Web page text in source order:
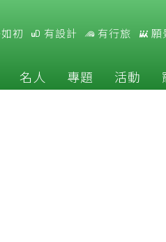
初 有設計 有行旅 願
名人 專題 活動